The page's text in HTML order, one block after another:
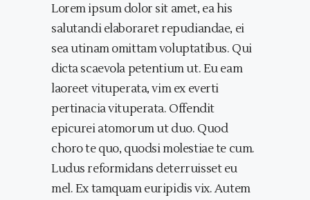
Lorem ipsum dolor sit amet, ea his
salutandi elaboraret repudiandae, ei
sea utinam omittam voluptatibus. Qui
dicta scaevola petentium ut. Eu eam
laoreet vituperata, vim ex everti
pertinacia vituperata. Offendit
epicurei atomorum ut duo. Quod
choro te quo, quodsi molestiae te cum.
Ludus reformidans deterruisset eu
mel. Ex tamquam euripidis vix. Autem